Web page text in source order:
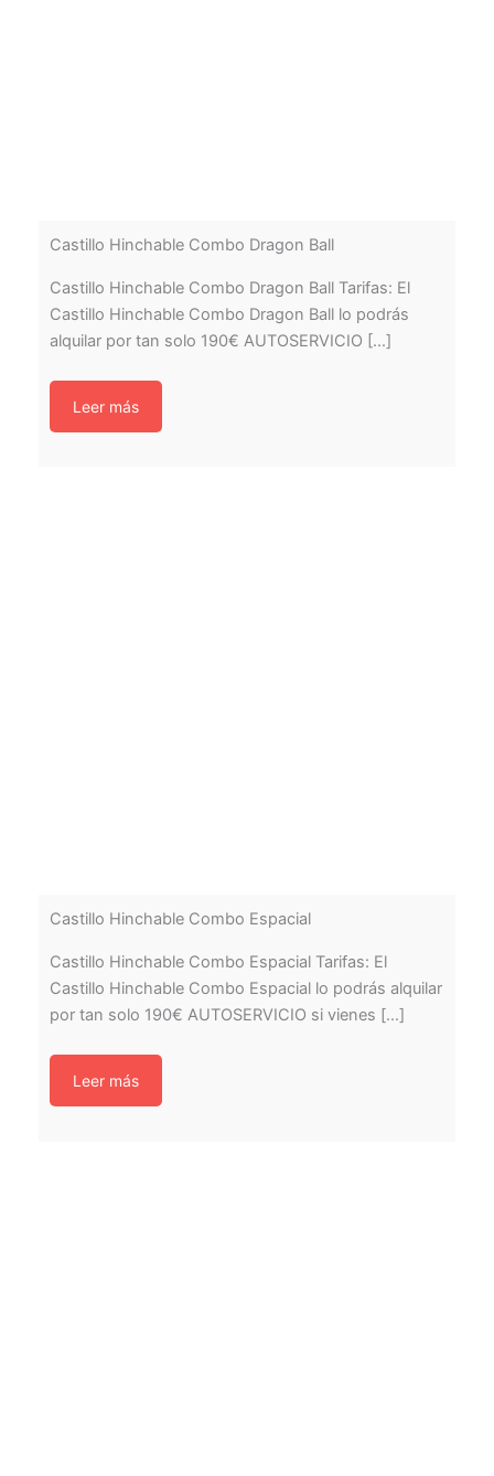
Castillo Hinchable Combo Dragon Ball
Castillo Hinchable Combo Dragon Ball Tarifas: El
Castillo Hinchable Combo Dragon Ball lo podrás
alquilar por tan solo 190€ AUTOSERVICIO [...]
Leer más
Castillo Hinchable Combo Espacial
Castillo Hinchable Combo Espacial Tarifas: El
Castillo Hinchable Combo Espacial lo podrás alquilar
por tan solo 190€ AUTOSERVICIO si vienes [...]
Leer más